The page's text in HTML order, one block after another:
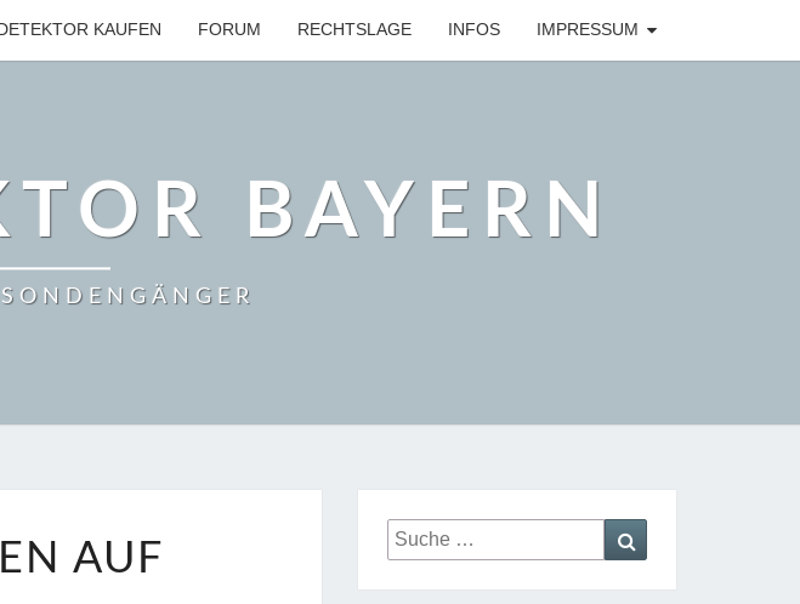
KAUFEN FORUM RECHTSLAGE INFOS IMPRESSUM
BAYERN
AUF
Suche
nach: